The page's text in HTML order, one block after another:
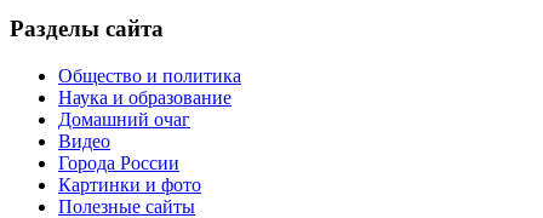
Разделы сайта
Общество и политика
Наука и образование
Домашний очаг
Видео
Города России
Картинки и фото
Полезные сайты